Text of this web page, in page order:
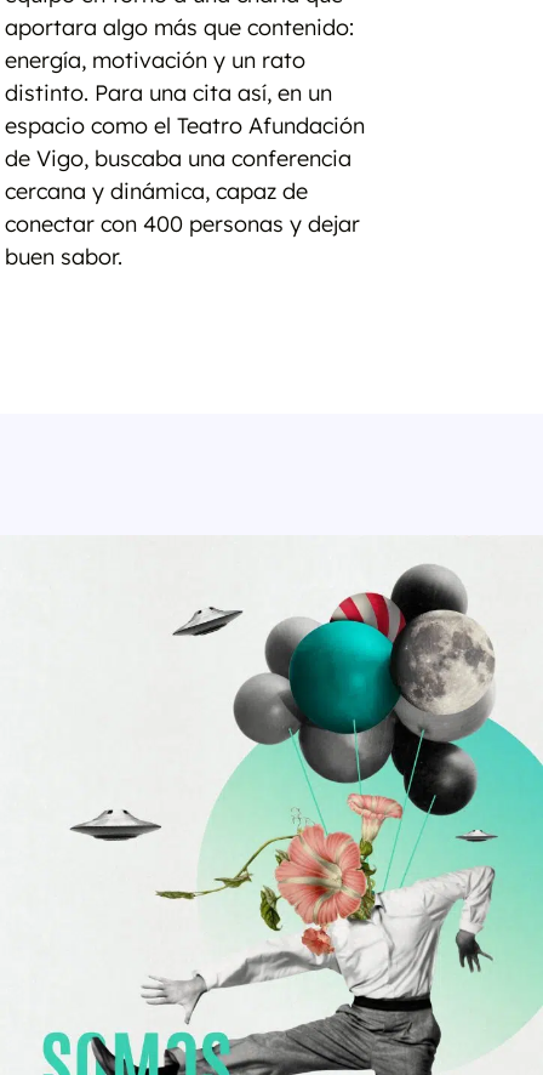
aportara algo más que contenido:
energía, motivación y un rato
distinto. Para una cita así, en un
espacio como el Teatro Afundación
de Vigo, buscaba una conferencia
cercana y dinámica, capaz de
conectar con 400 personas y dejar
buen sabor.